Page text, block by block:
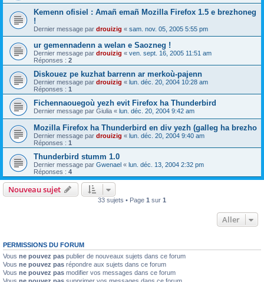
Kemenn ofisiel : Amañ emañ Mozilla Firefox 1.5 e brezhoneg
!
Dernier message par drouizig « sam. nov. 05, 2005 5:55 pm
ur gemennadenn a welan e Saozneg !
Dernier message par drouizig « ven. sept. 16, 2005 11:51 am
Réponses : 2
Diskouez pe kuzhat barrenn ar merkoù-pajenn
Dernier message par drouizig « lun. déc. 20, 2004 10:28 am
Réponses : 1
Fichennaouegoù yezh evit Firefox ha Thunderbird
Dernier message par Giulia « lun. déc. 20, 2004 9:42 am
Mozilla Firefox ha Thunderbird en div yezh (galleg ha brezho
Dernier message par drouizig « lun. déc. 20, 2004 9:40 am
Réponses : 1
Thunderbird stumm 1.0
Dernier message par Gwenael « lun. déc. 13, 2004 2:32 pm
Réponses : 4
Nouveau sujet
33 sujets • Page 1 sur 1
Aller
PERMISSIONS DU FORUM
Vous ne pouvez pas publier de nouveaux sujets dans ce forum
Vous ne pouvez pas répondre aux sujets dans ce forum
Vous ne pouvez pas modifier vos messages dans ce forum